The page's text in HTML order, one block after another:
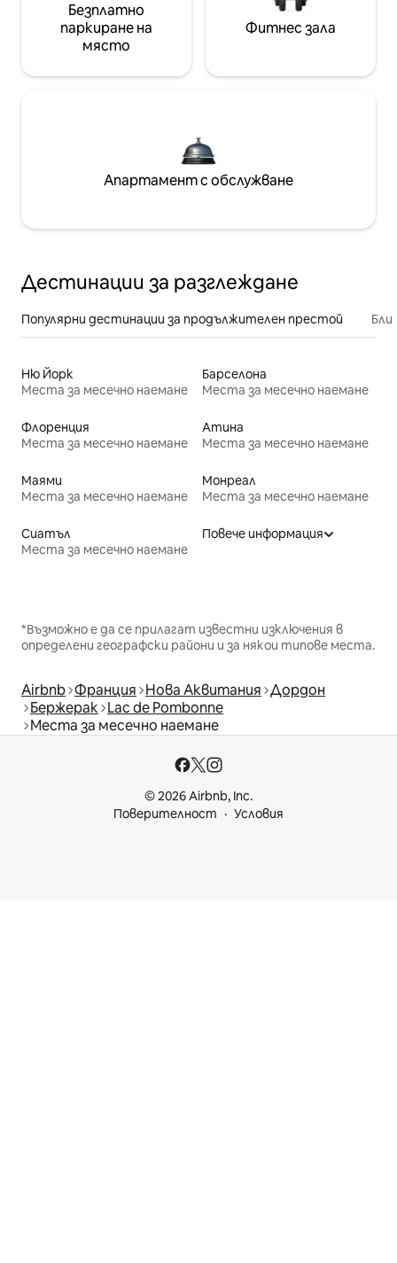
Безплатно
паркиране на
място
Фитнес зала
Апартамент с обслужване
Дестинации за разглеждане
Популярни дестинации за продължителен престой
Ню Йорк
Места за месечно наемане
Барселона
Места за месечно наемане
Флоренция
Места за месечно наемане
Атина
Места за месечно наемане
Маями
Места за месечно наемане
Монреал
Места за месечно наемане
Сиатъл
Места за месечно наемане
Повече информация
*Възможно е да се прилагат известни изключения в
определени географски райони и за някои типове места.
Airbnb Франция Нова Аквитания Дордон
Бержерак Lac de Pombonne
Места за месечно наемане
© 2026 Airbnb, Inc.
Поверителност
Условия